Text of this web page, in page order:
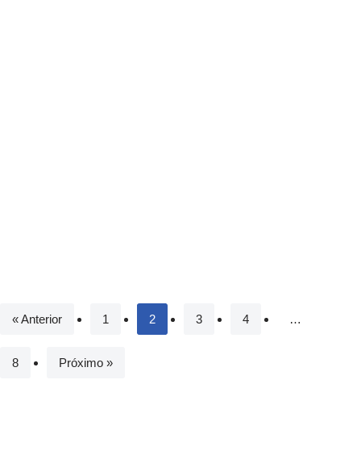
« Anterior 1 2 3 4 …
8 Próximo »